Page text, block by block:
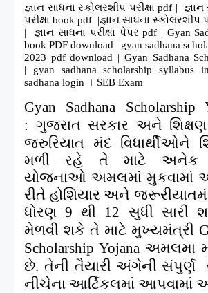
જ્ઞાન સાધના સ્કોલરશીપ પરીક્ષા pdf |
પરીક્ષા book pdf |જ્ઞાન સાધના સ્કોલરશીપ
| જ્ઞાન સાધના પરીક્ષા પેપર pdf | Gyan
book PDF download | gyan sadhana
2023 pdf download | Gyan Sadhana
| gyan sadhana scholarship syllabus
sadhana login । SEB Exam
Gyan Sadhana Scholarship
: ગુજરાત સરકાર અને શિક્ષણ
જરુરિયાત મંદ વિધાર્થીઓને
મળી રહે તે માટે અનેક
યોજનાઓ અમલમાં
રીતે હોશિયાર અને
ધોરણ 9થી 12 સુધી સારી
મેળવી શકે તે માટે મુખ્યમંત્રી
Scholarship Yojana અમલમા
છે. તેની તૈયારી અંગેની સંપુર્ણ
નીચેના આર્ટિકલમાં આપવામાં